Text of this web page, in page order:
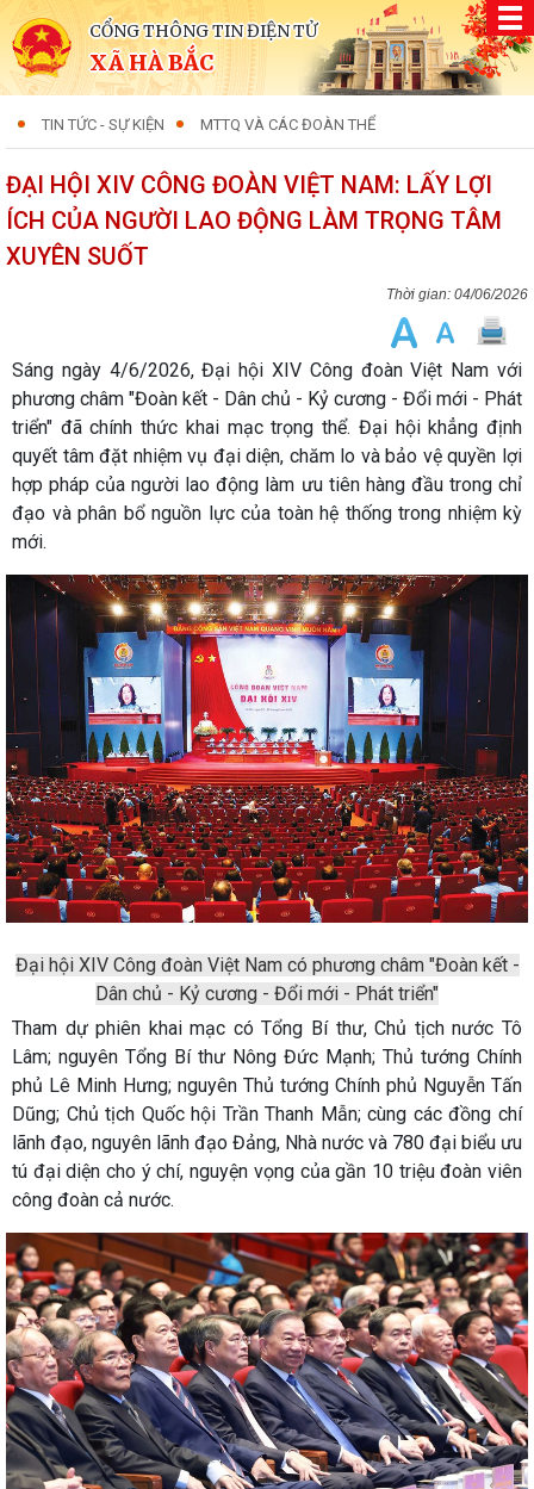
CỔNG THÔNG TIN ĐIỆN TỬ
XÃ HÀ BẮC
TIN TỨC - SỰ KIỆN MTTQ VÀ CÁC ĐOÀN THỂ
ĐẠI HỘI XIV CÔNG ĐOÀN VIỆT NAM: LẤY LỢI
ÍCH CỦA NGƯỜI LAO ĐỘNG LÀM TRỌNG TÂM
XUYÊN SUỐT
04/06/2026
Sáng ngày 4/6/2026, Đại hội XIV Công đoàn Việt Nam với
phương châm "Đoàn kết - Dân chủ - Kỷ cương - Đổi mới - Phát
triển" đã chính thức khai mạc trọng thể. Đại hội khẳng định
quyết tâm đặt nhiệm vụ đại diện, chăm lo và bảo vệ quyền lợi
hợp pháp của người lao động làm ưu tiên hàng đầu trong chỉ
đạo và phân bổ nguồn lực của toàn hệ thống trong nhiệm kỳ
mới.
Đại hội XIV Công đoàn Việt Nam có phương châm "Đoàn kết -
Dân chủ - Kỷ cương - Đổi mới - Phát triển"
Tham dự phiên khai mạc có Tổng Bí thư, Chủ tịch nước Tô
Lâm; nguyên Tổng Bí thư Nông Đức Mạnh; Thủ tướng Chính
phủ Lê Minh Hưng; nguyên Thủ tướng Chính phủ Nguyễn Tấn
Dũng; Chủ tịch Quốc hội Trần Thanh Mẫn; cùng các đồng chí
lãnh đạo, nguyên lãnh đạo Đảng, Nhà nước và 780 đại biểu ưu
tú đại diện cho ý chí, nguyện vọng của gần 10 triệu đoàn viên
công đoàn cả nước.